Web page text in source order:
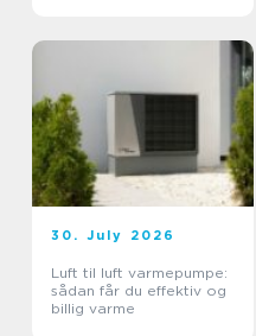
30. July 2026
Luft til luft varmepumpe:
sådan får du effektiv og
billig varme